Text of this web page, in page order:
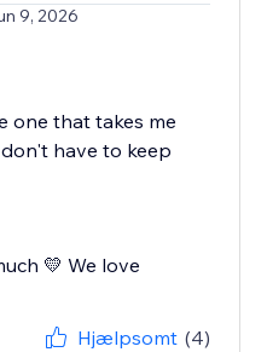
9, 2026
one that takes me
have to keep
💛 We love
Hjælpsomt (4)